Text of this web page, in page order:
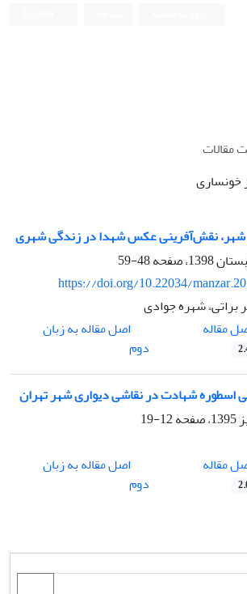
مقالات
خونساری
شهر، نقش‌آفرینی عکس شهدا در زندگی شهری
48-59
https://doi.org/10.22034/
براتی، شهره جوادی
مقاله
اصل مقاله به زبان
دوم
اسطوره شهادت در نقاشی‌ دیواری شهر تهران
12-19
مقاله
اصل مقاله به زبان
دوم